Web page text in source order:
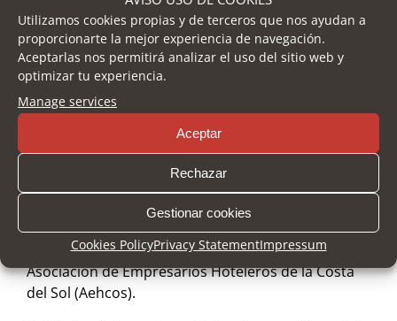
Utilizamos cookies propias y de terceros que nos ayudan a
proporcionarte la mejor experiencia de navegación.
Aceptarlas nos permitirá analizar el uso del sitio web y
optimizar tu experiencia.
Manage services
Aceptar
Rechazar
Gestionar cookies
Cookies PolicyPrivacy StatementImpressum
mejores del mundo-, abrió dicho restaurante en
1986, un ilusionante proyecto plenamente
consolidado como un auténtico emblema de la
gastronomía extremeña y española. Después de su
ponencia continuarán dos bloques temáticos de
contenido sobre recursos humanos, talento y
celebrarán otros encuentros sectoriales, como el
de la Asociación de Empresarios de Playa de la
Costa del Sol (Aeplayas) y ya el miércoles 4 el de la
Asociación de Empresarios Hoteleros de la Costa
del Sol (Aehcos).